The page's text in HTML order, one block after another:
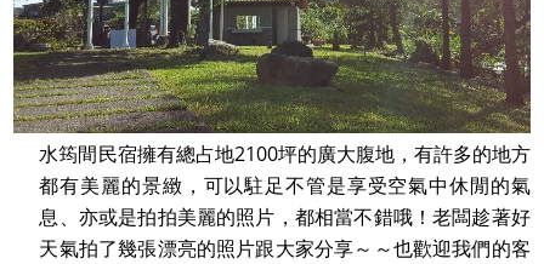
水筠間民宿擁有總占地2100坪的廣大腹地，有許多的地方
都有美麗的景緻，可以駐足不管是享受空氣中休閒的氣
息、亦或是拍拍美麗的照片，都相當不錯哦！老闆趁著好
天氣拍了幾張漂亮的照片跟大家分享～～也歡迎我們的客